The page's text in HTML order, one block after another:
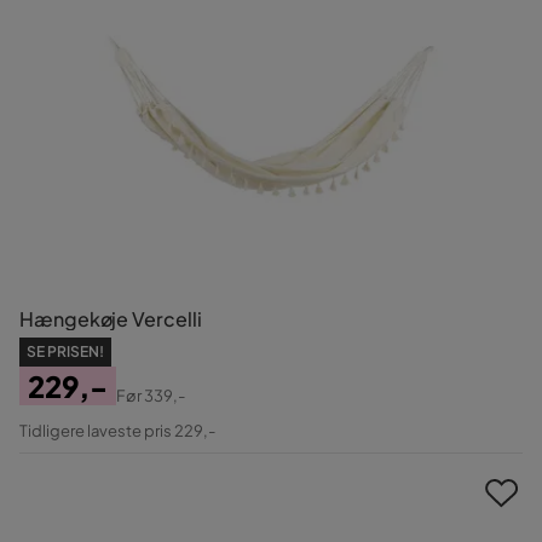
Hængekøje Vercelli
SE PRISEN!
Pris
229,-
Original
Før339,-
Tidligere laveste pris 229,-